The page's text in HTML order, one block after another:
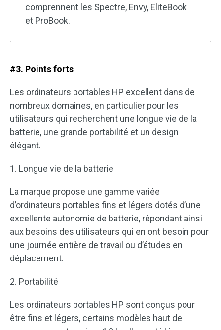
comprennent les Spectre, Envy, EliteBook
et ProBook.
#3. Points forts
Les ordinateurs portables HP excellent dans de
nombreux domaines, en particulier pour les
utilisateurs qui recherchent une longue vie de la
batterie, une grande portabilité et un design
élégant.
1. Longue vie de la batterie
La marque propose une gamme variée
d’ordinateurs portables fins et légers dotés d’une
excellente autonomie de batterie, répondant ainsi
aux besoins des utilisateurs qui en ont besoin pour
une journée entière de travail ou d’études en
déplacement.
2. Portabilité
Les ordinateurs portables HP sont conçus pour
être fins et légers, certains modèles haut de